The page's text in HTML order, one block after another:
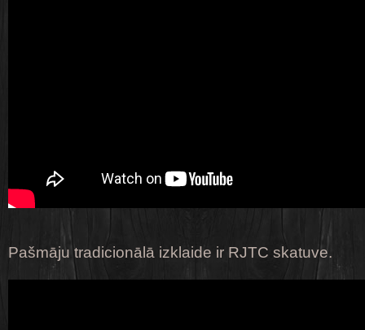
Pašmāju tradicionālā izklaide ir RJTC skatuve.